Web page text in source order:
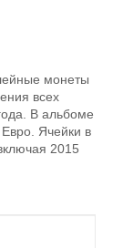
монеты
всех
В альбоме
Ячейки в
2015